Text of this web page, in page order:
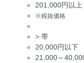
201,000円以上
※税抜価格
> 帯
20,000円以下
21,000～